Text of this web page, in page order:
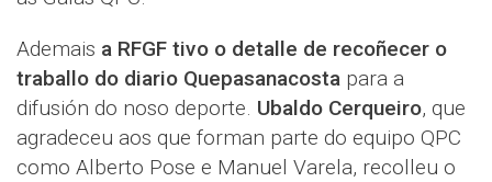
Ademais a RFGF tivo o detalle de recoñecer o
traballo do diario Quepasanacosta para a
difusión do noso deporte. Ubaldo Cerqueiro, que
agradeceu aos que forman parte do equipo QPC
como Alberto Pose e Manuel Varela, recolleu o